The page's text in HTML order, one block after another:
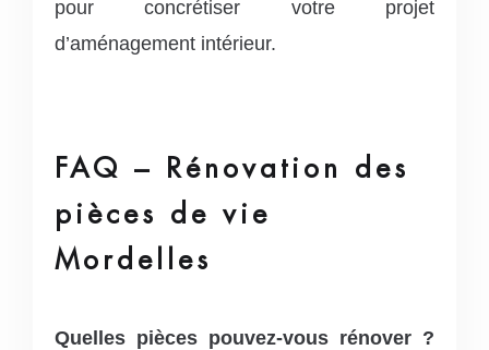
pour concrétiser votre projet
d’aménagement intérieur.
FAQ – Rénovation des
pièces de vie
Mordelles
Quelles pièces pouvez-vous rénover ?